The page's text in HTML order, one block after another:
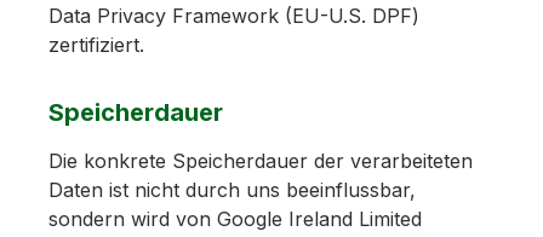
Data Privacy Framework (EU-U.S. DPF)
zertifiziert.
Speicherdauer
Die konkrete Speicherdauer der verarbeiteten
Daten ist nicht durch uns beeinflussbar,
sondern wird von Google Ireland Limited